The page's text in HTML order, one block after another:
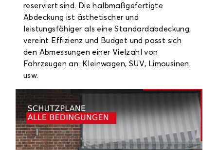
reserviert sind. Die halbmaßgefertigte
Abdeckung ist ästhetischer und
leistungsfähiger als eine Standardabdeckung,
vereint Effizienz und Budget und passt sich
den Abmessungen einer Vielzahl von
Fahrzeugen an: Kleinwagen, SUV, Limousinen
usw.